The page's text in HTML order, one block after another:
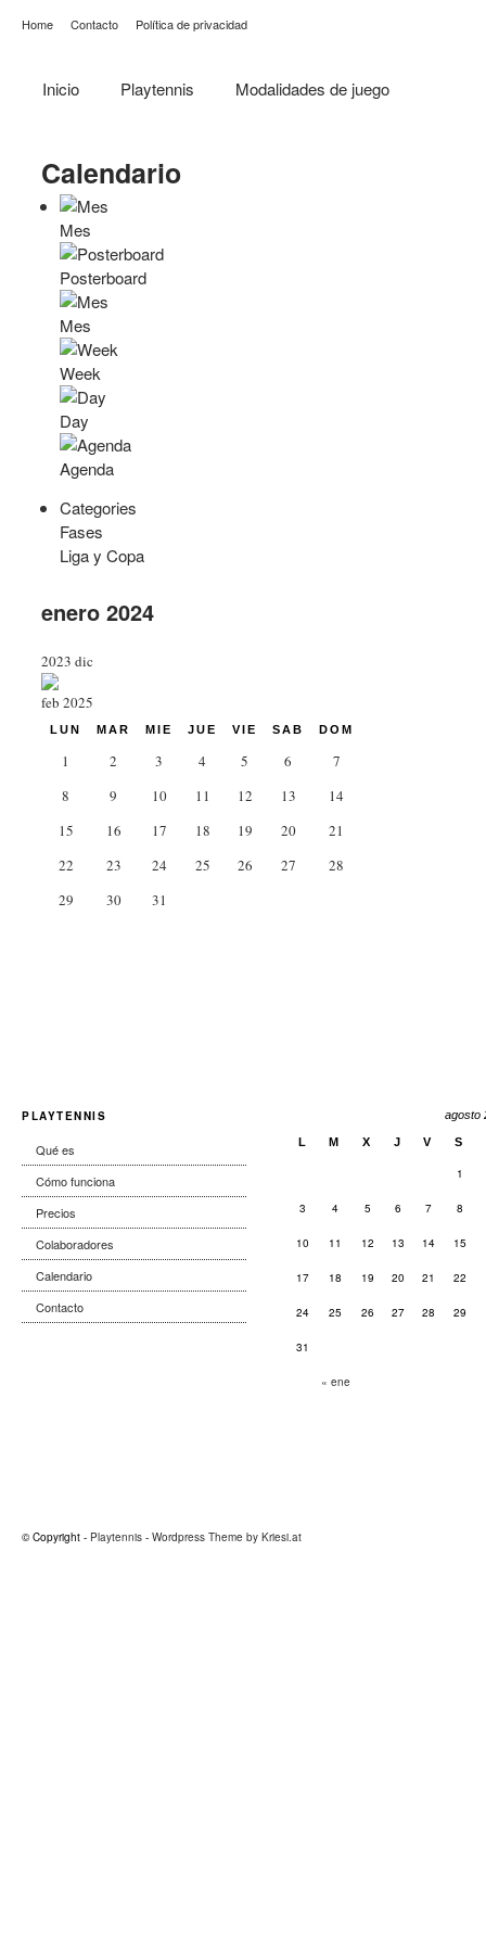
Home Contacto Política de privacidad
Inicio Playtennis Modalidades de juego
Calendario
Mes
Posterboard
Mes
Week
Day
Agenda
Categories
Fases
Liga y Copa
enero 2024
2023 dic
feb 2025
LUN MAR MIE JUE VIE SAB DOM
1 2 3 4 5 6
7
8
9 10 11 12 13
14
15
16 17 18 19 20
21
22
23 24 25 26 27
28
29
30 31
PLAYTENNIS
Qué es
Cómo funciona
Precios
Colaboradores
Calendario
Contacto
agosto
L M X J V S
« ene
1
3 4 5 6 7 8
10 11 12 13 14 15
17 18 19 20 21 22
24 25 26 27 28 29
31
© Copyright - Playtennis - Wordpress Theme by Kriesi.at